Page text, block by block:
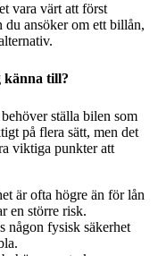
vara värt att först
ansöker om ett billån,
känna till?
ställa bilen som
på flera sätt, men det
viktiga punkter att
är ofta högre än för lån
en större risk.
någon fysisk säkerhet